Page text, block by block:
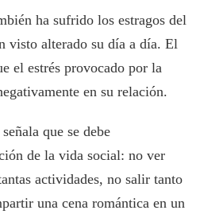
ha sufrido los estragos del
visto alterado su día a día. El
el estrés provocado por la
en su relación.
que se debe
de la vida social: no ver
actividades, no salir tanto
una cena romántica en un